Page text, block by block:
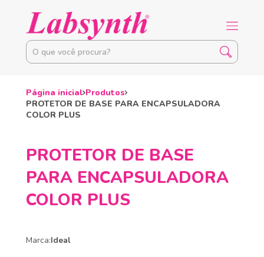
Página inicial Produtos
PROTETOR DE BASE PARA ENCAPSULADORA
COLOR PLUS
PROTETOR DE BASE
PARA ENCAPSULADORA
COLOR PLUS
Marca:Ideal